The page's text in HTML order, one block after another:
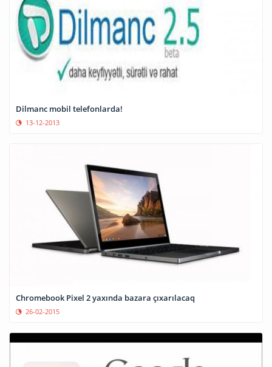
Dilmanc mobil telefonlarda!
13-12-2013
Chromebook Pixel 2 yaxında bazara çıxarılacaq
26-02-2015